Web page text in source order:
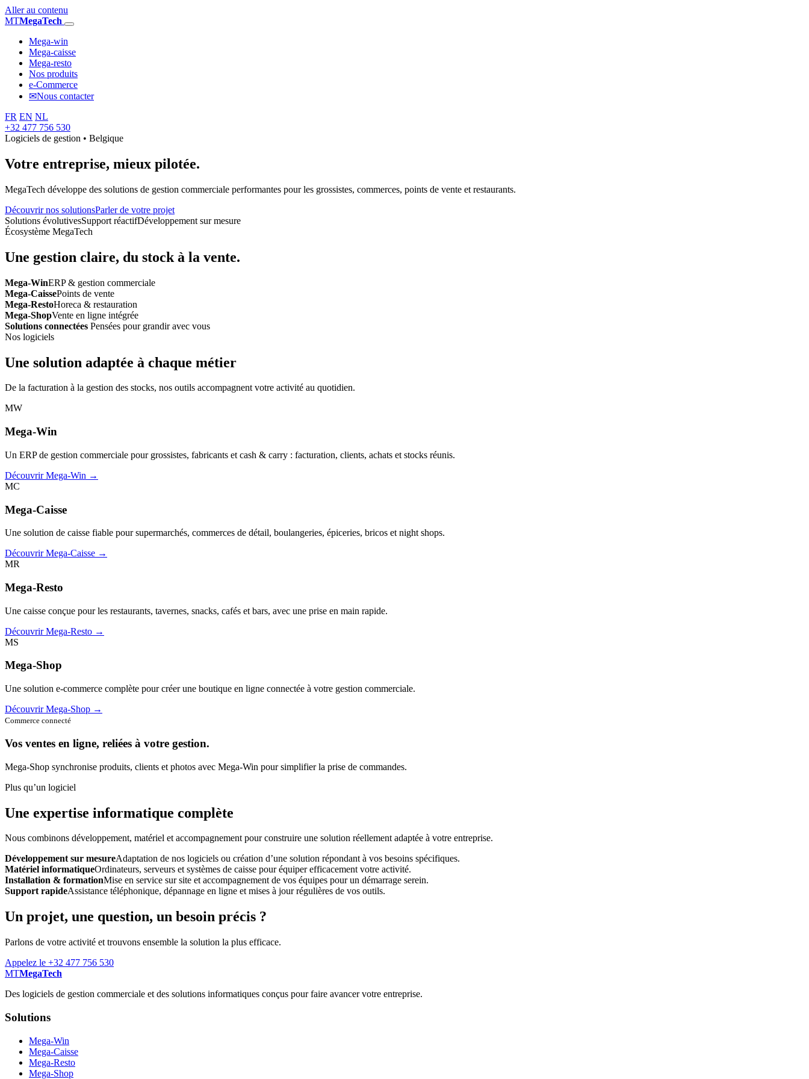
Aller au contenu
MTMegaTech
Mega-win
Mega-caisse
Mega-resto
Nos produits
e-Commerce
✉Nous contacter
FR EN NL
+32 477 756 530
Logiciels de gestion • Belgique
Votre entreprise, mieux pilotée.
MegaTech développe des solutions de gestion commerciale performantes pour les grossistes, commerces, points de vente et restaurants.
Découvrir nos solutionsParler de votre projet
Solutions évolutivesSupport réactifDéveloppement sur mesure
Écosystème MegaTech
Une gestion claire, du stock à la vente.
Mega-WinERP & gestion commerciale
Mega-CaissePoints de vente
Mega-RestoHoreca & restauration
Mega-ShopVente en ligne intégrée
Solutions connectées Pensées pour grandir avec vous
Nos logiciels
Une solution adaptée à chaque métier
De la facturation à la gestion des stocks, nos outils accompagnent votre activité au quotidien.
MW
Mega-Win
Un ERP de gestion commerciale pour grossistes, fabricants et cash & carry : facturation, clients, achats et stocks réunis.
Découvrir Mega-Win →
MC
Mega-Caisse
Une solution de caisse fiable pour supermarchés, commerces de détail, boulangeries, épiceries, bricos et night shops.
Découvrir Mega-Caisse →
MR
Mega-Resto
Une caisse conçue pour les restaurants, tavernes, snacks, cafés et bars, avec une prise en main rapide.
Découvrir Mega-Resto →
MS
Mega-Shop
Une solution e-commerce complète pour créer une boutique en ligne connectée à votre gestion commerciale.
Découvrir Mega-Shop →
Commerce connecté
Vos ventes en ligne, reliées à votre gestion.
Mega-Shop synchronise produits, clients et photos avec Mega-Win pour simplifier la prise de commandes.
Plus qu’un logiciel
Une expertise informatique complète
Nous combinons développement, matériel et accompagnement pour construire une solution réellement adaptée à votre entreprise.
Développement sur mesureAdaptation de nos logiciels ou création d’une solution répondant à vos besoins spécifiques.
Matériel informatiqueOrdinateurs, serveurs et systèmes de caisse pour équiper efficacement votre activité.
Installation & formationMise en service sur site et accompagnement de vos équipes pour un démarrage serein.
Support rapideAssistance téléphonique, dépannage en ligne et mises à jour régulières de vos outils.
Un projet, une question, un besoin précis ?
Parlons de votre activité et trouvons ensemble la solution la plus efficace.
Appelez le +32 477 756 530
MTMegaTech
Des logiciels de gestion commerciale et des solutions informatiques conçus pour faire avancer votre entreprise.
Solutions
Mega-Win
Mega-Caisse
Mega-Resto
Mega-Shop